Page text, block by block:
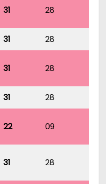
31 28
31 28
31 28
31 28
22 09
31 28